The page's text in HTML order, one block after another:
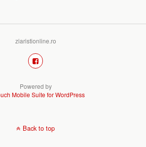
ziaristionline.ro
Powered by
Mobile Suite for WordPress
Back to top